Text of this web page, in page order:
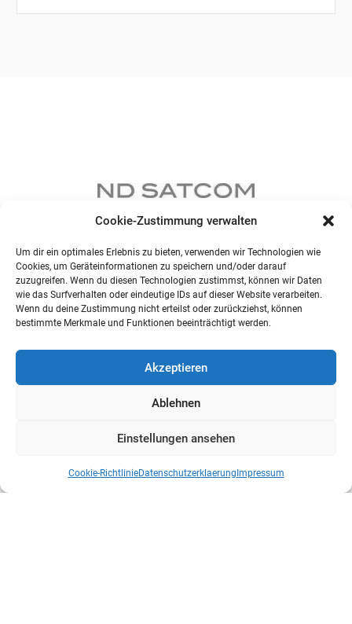
Cookie-Zustimmung verwalten
Um dir ein optimales Erlebnis zu bieten, verwenden wir Technologien wie
Cookies, um Geräteinformationen zu speichern und/oder darauf
zuzugreifen. Wenn du diesen Technologien zustimmst, können wir Daten
wie das Surfverhalten oder eindeutige IDs auf dieser Website verarbeiten.
Wenn du deine Zustimmung nicht erteilst oder zurückziehst, können
bestimmte Merkmale und Funktionen beeinträchtigt werden.
Akzeptieren
Ablehnen
Einstellungen ansehen
Cookie-RichtlinieDatenschutzerklaerung Impressum